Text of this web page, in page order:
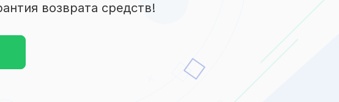
возврата средств!